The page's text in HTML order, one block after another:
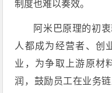
制度也难以奏效。
阿米巴原理的初
人都成为经营者、创
业，为争取上游原材
润，鼓励员工在业务